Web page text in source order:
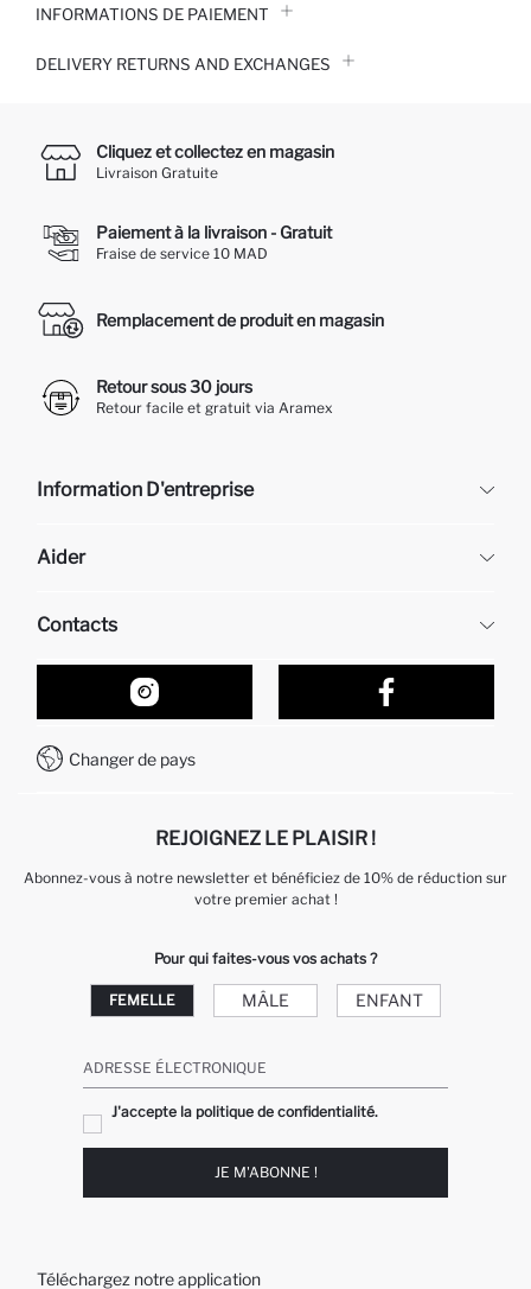
INFORMATIONS DE PAIEMENT
DELIVERY RETURNS AND EXCHANGES
Cliquez et collectez en magasin
Livraison Gratuite
Paiement à la livraison - Gratuit
Fraise de service 10 MAD
Remplacement de produit en magasin
Retour sous 30 jours
Retour facile et gratuit via Aramex
Information D'entreprise
À propos de nous
Aider
Retour et changement
Suivi de la Commande
Comment acheter sur DeFacto ?
Comment payer sur DeFacto?
Contacts
Nos Magasins
Formulaire de contact
Service Client +212 525 076 633
Changer de pays
REJOIGNEZ LE PLAISIR !
Abonnez-vous à notre newsletter et bénéficiez de 10% de réduction sur
votre premier achat !
Pour qui faites-vous vos achats ?
FEMELLE MÂLE ENFANT
ADRESSE ÉLECTRONIQUE
J'accepte la politique de confidentialité.
JE M'ABONNE !
Téléchargez notre application